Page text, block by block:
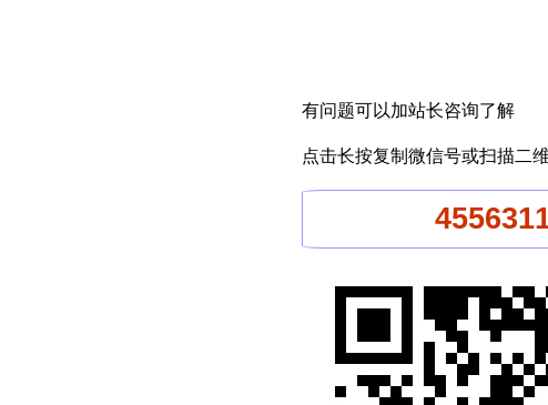
有问题可以加站长咨询了解
点击长按复制微信号或扫描二